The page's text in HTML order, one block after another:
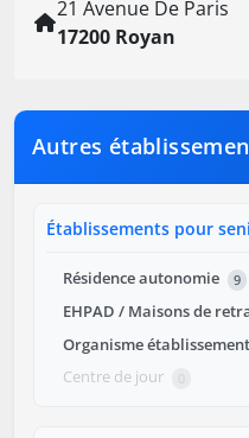
21 Avenue De Paris
17200 Royan
Autres
Établissements pour
Résidence autonomie 9
EHPAD / Maisons de
Organisme
Centre de jour 0